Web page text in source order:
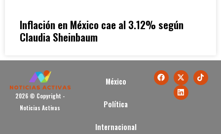
Inflación en México cae al 3.12% según
Claudia Sheinbaum
2026 © Copyright -
Noticias Activas
México
Política
Internacional